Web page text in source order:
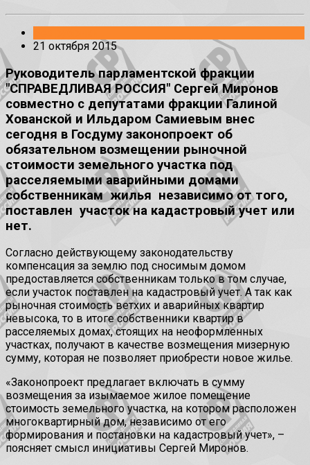
21 октября 2015
Руководитель парламентской фракции
"СПРАВЕДЛИВАЯ РОССИЯ" Сергей Миронов
совместно с депутатами фракции Галиной
Хованской и Ильдаром Самиевым внес
сегодня в Госдуму законопроект об
обязательном возмещении рыночной
стоимости земельного участка под
расселяемыми аварийными домами
собственникам жилья независимо от того,
поставлен участок на кадастровый учет или
нет.
Согласно действующему законодательству
компенсация за землю под сносимым домом
предоставляется собственникам только в том случае,
если участок поставлен на кадастровый учет. А так как
рыночная стоимость ветхих и аварийных квартир
невысока, то в итоге собственники квартир в
расселяемых домах, стоящих на неоформленных
участках, получают в качестве возмещения мизерную
сумму, которая не позволяет приобрести новое жилье.
«Законопроект предлагает включать в сумму
возмещения за изымаемое жилое помещение
стоимость земельного участка, на котором расположен
многоквартирный дом, независимо от его
формирования и постановки на кадастровый учет», –
поясняет смысл инициативы Сергей Миронов.